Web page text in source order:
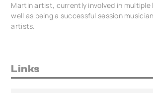
Martin artist, currently involved in multiple
well as being a successful session
artists.
Links